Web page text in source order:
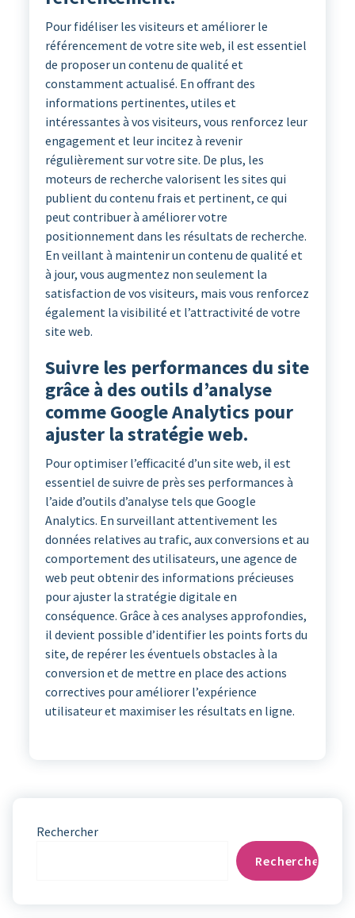
Pour fidéliser les visiteurs et améliorer le
référencement de votre site web, il est essentiel
de proposer un contenu de qualité et
constamment actualisé. En offrant des
informations pertinentes, utiles et
intéressantes à vos visiteurs, vous renforcez leur
engagement et leur incitez à revenir
régulièrement sur votre site. De plus, les
moteurs de recherche valorisent les sites qui
publient du contenu frais et pertinent, ce qui
peut contribuer à améliorer votre
positionnement dans les résultats de recherche.
En veillant à maintenir un contenu de qualité et
à jour, vous augmentez non seulement la
satisfaction de vos visiteurs, mais vous renforcez
également la visibilité et l’attractivité de votre
site web.
Suivre les performances du site
grâce à des outils d’analyse
comme Google Analytics pour
ajuster la stratégie web.
Pour optimiser l’efficacité d’un site web, il est
essentiel de suivre de près ses performances à
l’aide d’outils d’analyse tels que Google
Analytics. En surveillant attentivement les
données relatives au trafic, aux conversions et au
comportement des utilisateurs, une agence de
web peut obtenir des informations précieuses
pour ajuster la stratégie digitale en
conséquence. Grâce à ces analyses approfondies,
il devient possible d’identifier les points forts du
site, de repérer les éventuels obstacles à la
conversion et de mettre en place des actions
correctives pour améliorer l’expérience
utilisateur et maximiser les résultats en ligne.
Rechercher
Rechercher